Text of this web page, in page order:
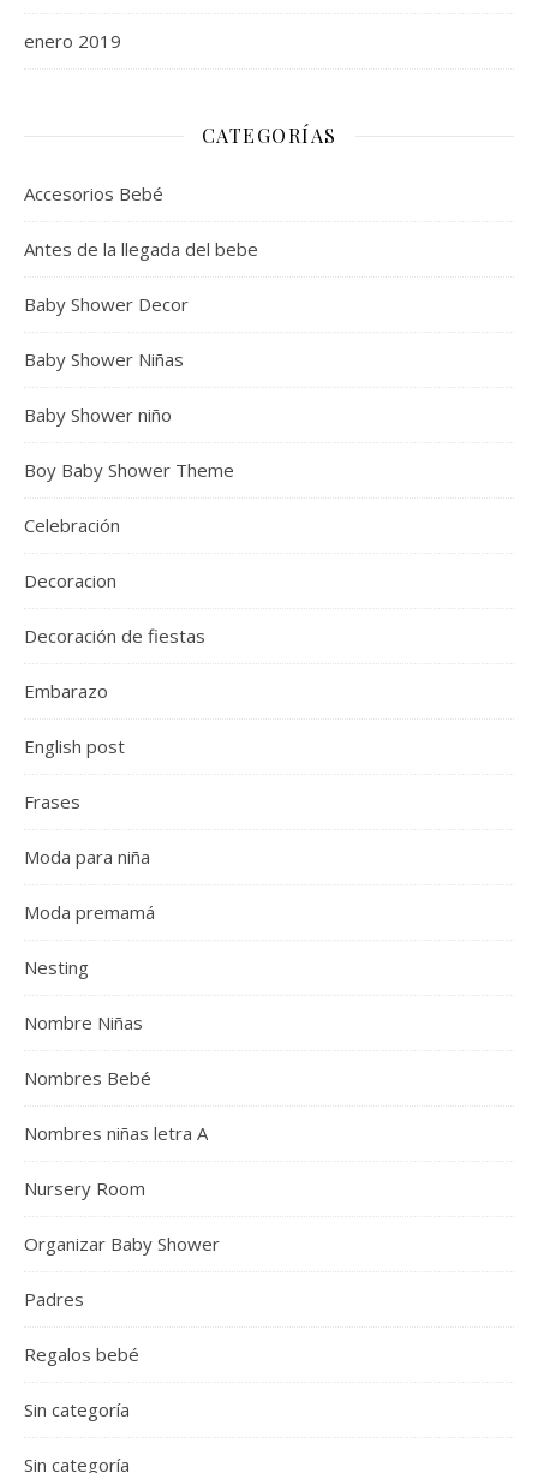
enero 2019
CATEGORÍAS
Accesorios Bebé
Antes de la llegada del bebe
Baby Shower Decor
Baby Shower Niñas
Baby Shower niño
Boy Baby Shower Theme
Celebración
Decoracion
Decoración de fiestas
Embarazo
English post
Frases
Moda para niña
Moda premamá
Nesting
Nombre Niñas
Nombres Bebé
Nombres niñas letra A
Nursery Room
Organizar Baby Shower
Padres
Regalos bebé
Sin categoría
Sin categoría